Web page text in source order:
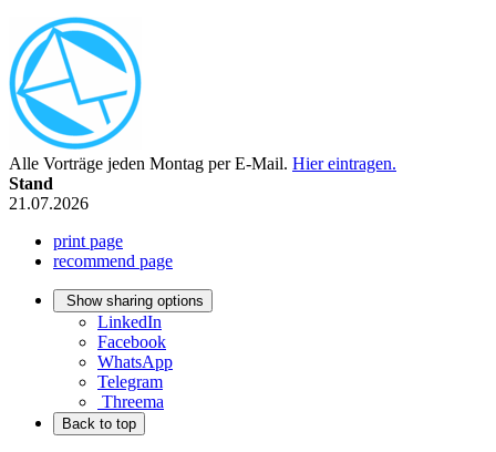
Alle Vorträge jeden Montag per E-Mail. Hier eintragen.
Stand
21.07.2026
print page
recommend page
Show sharing options
LinkedIn
Facebook
WhatsApp
Telegram
Threema
Back to top